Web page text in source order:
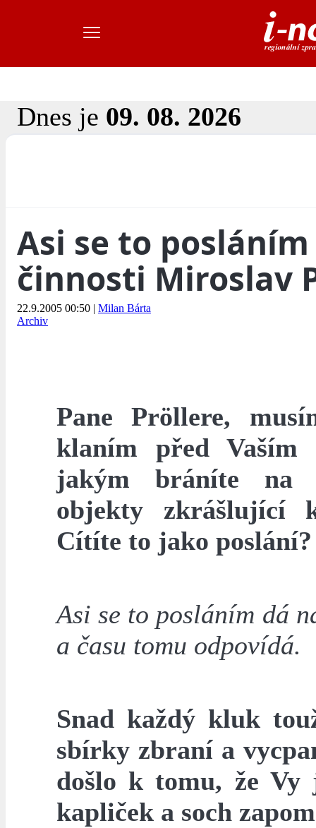
Dnes je 09. 08. 2026
Asi se to
činnosti Miroslav
22.9.2005 00:50 | Milan Bárta
Archiv
Pane Pröllere,
klaním před Vaším
jakým bráníte na
objekty zkrášlující
Cítíte to jako poslání?
Asi se to posláním dá
a času tomu odpovídá.
Snad každý kluk
sbírky zbraní a
došlo k tomu, že Vy
kapliček a soch